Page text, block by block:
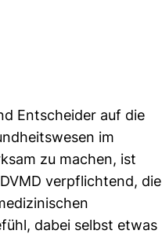
Entscheider auf die
im
zu machen, ist
verpflichtend, die
dabei selbst etwas